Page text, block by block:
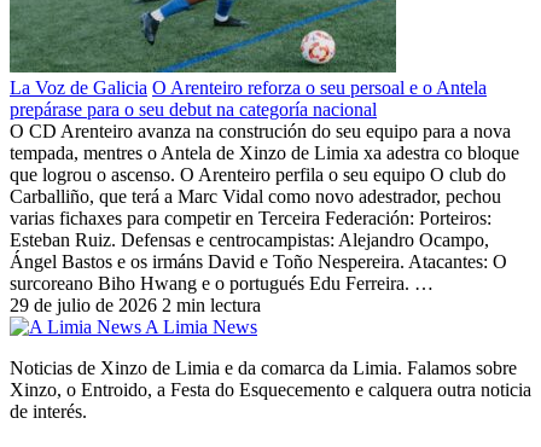
La Voz de Galicia O Arenteiro reforza o seu persoal e o Antela
prepárase para o seu debut na categoría nacional
O CD Arenteiro avanza na construción do seu equipo para a nova
tempada, mentres o Antela de Xinzo de Limia xa adestra co bloque
que logrou o ascenso. O Arenteiro perfila o seu equipo O club do
Carballiño, que terá a Marc Vidal como novo adestrador, pechou
varias fichaxes para competir en Terceira Federación: Porteiros:
Esteban Ruiz. Defensas e centrocampistas: Alejandro Ocampo,
Ángel Bastos e os irmáns David e Toño Nespereira. Atacantes: O
surcoreano Biho Hwang e o portugués Edu Ferreira. …
29 de julio de 2026 2 min lectura
A Limia News
Noticias de Xinzo de Limia e da comarca da Limia. Falamos sobre
Xinzo, o Entroido, a Festa do Esquecemento e calquera outra noticia
de interés.